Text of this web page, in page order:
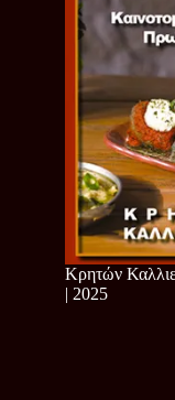
Κρητών
| 2025